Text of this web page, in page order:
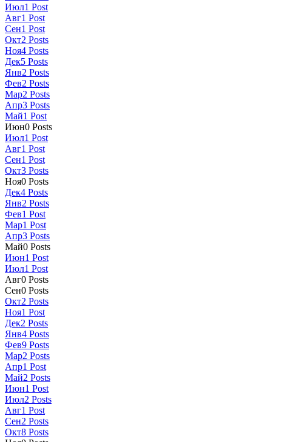
Июл1 Post
Авг1 Post
Сен1 Post
Окт2 Posts
Ноя4 Posts
Дек5 Posts
Янв2 Posts
Фев2 Posts
Мар2 Posts
Апр3 Posts
Май1 Post
Июн0 Posts
Июл1 Post
Авг1 Post
Сен1 Post
Окт3 Posts
Ноя0 Posts
Дек4 Posts
Янв2 Posts
Фев1 Post
Мар1 Post
Апр3 Posts
Май0 Posts
Июн1 Post
Июл1 Post
Авг0 Posts
Сен0 Posts
Окт2 Posts
Ноя1 Post
Дек2 Posts
Янв4 Posts
Фев9 Posts
Мар2 Posts
Апр1 Post
Май2 Posts
Июн1 Post
Июл2 Posts
Авг1 Post
Сен2 Posts
Окт8 Posts